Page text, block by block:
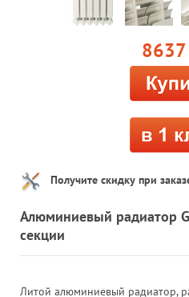
8637
Получите скидку при
Алюминиевый радиатор
секции
Литой алюминиевый радиатор,